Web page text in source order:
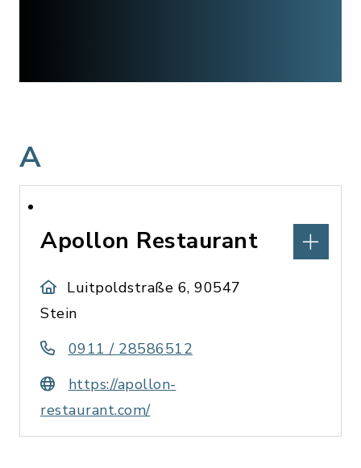
A
Apollon Restaurant
Luitpoldstraße 6, 90547
Stein
0911 / 28586512
https://apollon-
restaurant.com/